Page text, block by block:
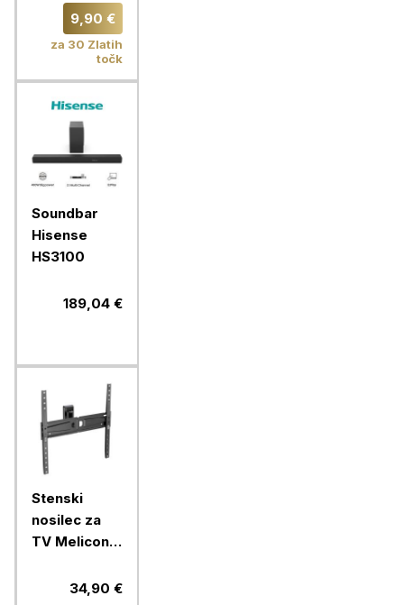
70'', do 35
9,90 €
za 30 Zlatih
točk
Soundbar
Hisense
HS3100
189,04 €
Stenski
nosilec za
TV Meliconi,
FTR400 CG
34,90 €